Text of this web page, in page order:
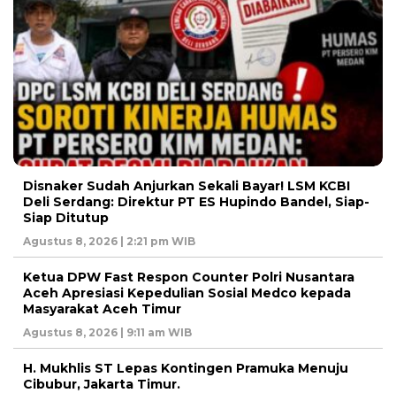
Disnaker Sudah Anjurkan Sekali Bayar! LSM KCBI
Deli Serdang: Direktur PT ES Hupindo Bandel, Siap-
Siap Ditutup
Agustus 8, 2026 | 2:21 pm WIB
Ketua DPW Fast Respon Counter Polri Nusantara
Aceh Apresiasi Kepedulian Sosial Medco kepada
Masyarakat Aceh Timur
Agustus 8, 2026 | 9:11 am WIB
H. Mukhlis ST Lepas Kontingen Pramuka Menuju
Cibubur, Jakarta Timur.